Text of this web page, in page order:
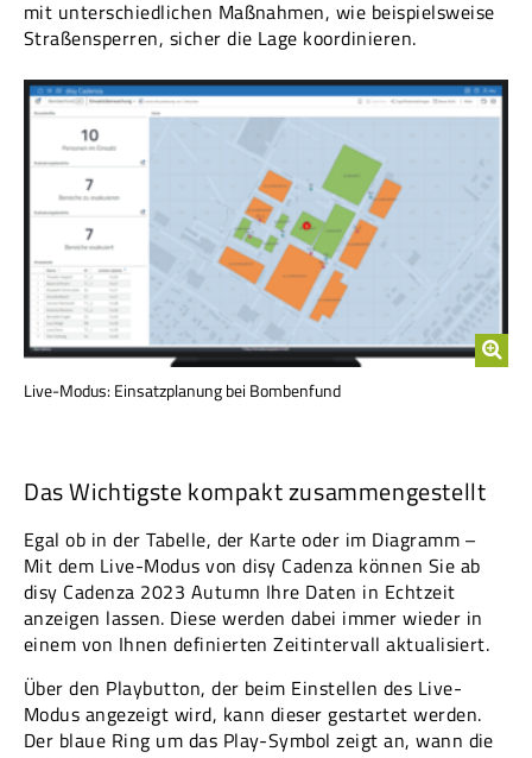
mit unterschiedlichen Maßnahmen, wie beispielsweise
Straßensperren, sicher die Lage koordinieren.
Live-Modus: Einsatzplanung bei Bombenfund
Das Wichtigste kompakt zusammengestellt
Egal ob in der Tabelle, der Karte oder im Diagramm –
Mit dem Live-Modus von disy Cadenza können Sie ab
disy Cadenza 2023 Autumn Ihre Daten in Echtzeit
anzeigen lassen. Diese werden dabei immer wieder in
einem von Ihnen definierten Zeitintervall aktualisiert.
Über den Playbutton, der beim Einstellen des Live-
Modus angezeigt wird, kann dieser gestartet werden.
Der blaue Ring um das Play-Symbol zeigt an, wann die